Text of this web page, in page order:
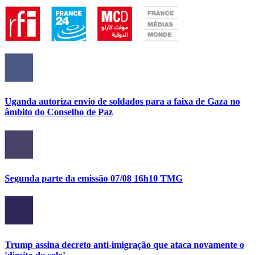
Uganda autoriza envio de soldados para a faixa de Gaza no
âmbito do Conselho de Paz
Segunda parte da emissão 07/08 16h10 TMG
Trump assina decreto anti-imigração que ataca novamente o